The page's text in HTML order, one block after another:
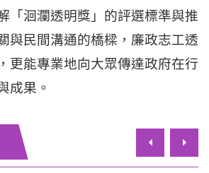
「洄瀾透明獎」的評選標準與推
與民間溝通的橋樑，廉政志工透
更能專業地向大眾傳達政府在行
成果。
上一筆 下一